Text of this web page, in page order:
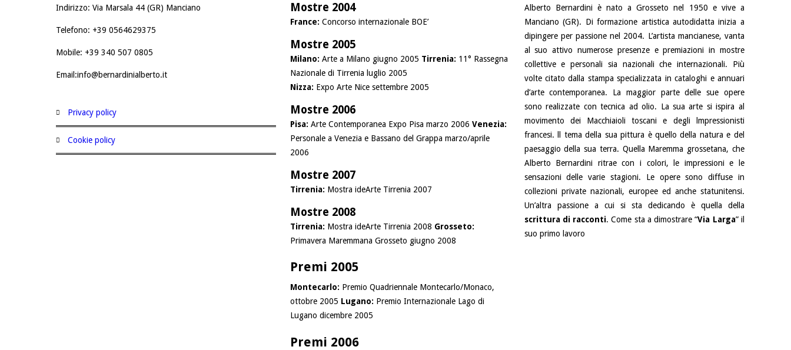
Indirizzo: Via Marsala 44 (GR) Manciano
Telefono: +39 0564629375
Mobile: +39 340 507 0805
Email:info@bernardinialberto.it
privacy policy
cookie policy
Mostre 2004
France: Concorso internazionale BOE’
Mostre 2005
Milano: Arte a Milano giugno 2005 Tirrenia: 11° Rassegna
Nazionale di Tirrenia luglio 2005
Nizza: Expo Arte Nice settembre 2005
Mostre 2006
Pisa: Arte Contemporanea Expo Pisa marzo 2006 Venezia:
Personale a Venezia e Bassano del Grappa marzo/aprile
2006
Mostre 2007
Tirrenia: Mostra ideArte Tirrenia 2007
Mostre 2008
Tirrenia: Mostra ideArte Tirrenia 2008 Grosseto:
Primavera Maremmana Grosseto giugno 2008
Premi 2005
Montecarlo: Premio Quadriennale Montecarlo/Monaco,
ottobre 2005 Lugano: Premio Internazionale Lago di
Lugano dicembre 2005
Premi 2006
Alberto Bernardini è nato a Grosseto nel 1950 e vive a
Manciano (GR). Di formazione artistica autodidatta inizia a
dipingere per passione nel 2004. L’artista mancianese, vanta
al suo attivo numerose presenze e premiazioni in mostre
collettive e personali sia nazionali che internazionali. Più
volte citato dalla stampa specializzata in cataloghi e annuari
d’arte contemporanea. La maggior parte delle sue opere
sono realizzate con tecnica ad olio. La sua arte si ispira al
movimento dei Macchiaioli toscani e degli lmpressionisti
francesi. ll tema della sua pittura è quello della natura e del
paesaggio della sua terra. Quella Maremma grossetana, che
Alberto Bernardini ritrae con i colori, le impressioni e le
sensazioni delle varie stagioni. Le opere sono diffuse in
collezioni private nazionali, europee ed anche statunitensi.
Un’altra passione a cui si sta dedicando è quella della
scrittura di racconti. Come sta a dimostrare “Via Larga” il
suo primo lavoro